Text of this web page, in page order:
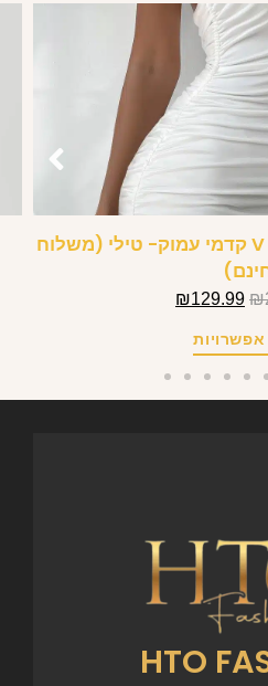
שמלת מיני קולר מפתח V קדמי עמוק- טילי (משלוח
₪
₪129.99
HTO